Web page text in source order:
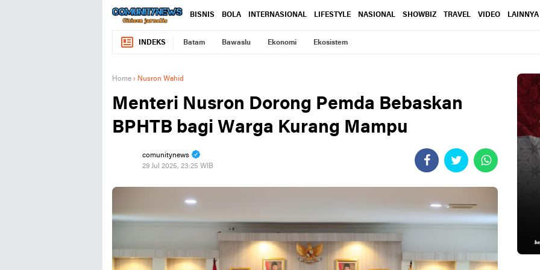
BISNIS BOLA INTERNASIONAL LIFESTYLE NASIONAL SHOWBIZ TRAVEL VIDEO LAINNYA
INDEKS Batam Bawaslu Ekonomi Ekosistem
Home › Nusron Wahid
Menteri Nusron Dorong Pemda Bebaskan
BPHTB bagi Warga Kurang Mampu
comunitynews
29 Jul 2025, 23:25 WIB